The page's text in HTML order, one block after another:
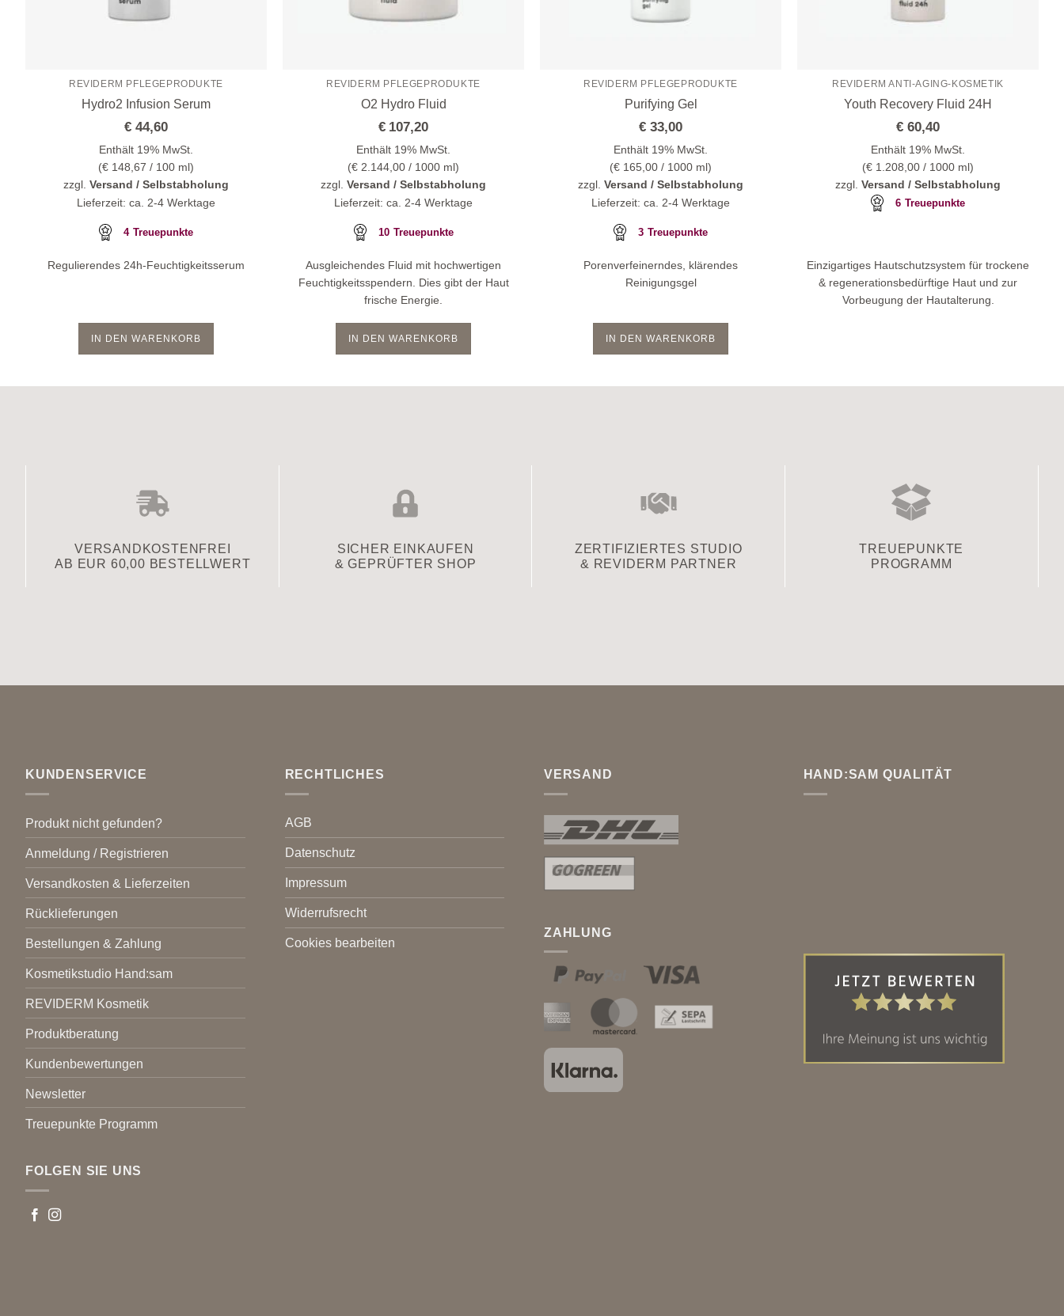
REVIDERM PFLEGEPRODUKTE
Hydro2 Infusion Serum
€ 44,60
Enthält 19% MwSt.
(€ 148,67 / 100 ml)
zzgl. Versand / Selbstabholung
Lieferzeit: ca. 2-4 Werktage
4 Treuepunkte
Regulierendes 24h-Feuchtigkeitsserum
IN DEN WARENKORB
REVIDERM PFLEGEPRODUKTE
O2 Hydro Fluid
€ 107,20
Enthält 19% MwSt.
(€ 2.144,00/ 1000 ml)
zzgl. Versand / Selbstabholung
Lieferzeit: ca. 2-4 Werktage
10 Treuepunkte
Ausgleichendes Fluid mit hochwertigen
Feuchtigkeitsspendern. Dies gibt der Haut
frische Energie.
IN DEN WARENKORB
REVIDERM PFLEGEPRODUKTE
Purifying Gel
€ 33,00
Enthält 19% MwSt.
(€ 165,00/ 1000 ml)
zzgl. Versand / Selbstabholung
Lieferzeit: ca. 2-4 Werktage
3 Treuepunkte
Porenverfeinerndes, klärendes
Reinigungsgel
IN DEN WARENKORB
REVIDERM ANTI-AGING-KOSMETIK
Youth Recovery Fluid 24H
€ 60,40
Enthält 19% MwSt.
(€ 1.208,00/ 1000 ml)
zzgl. Versand / Selbstabholung
6 Treuepunkte
Einzigartiges Hautschutzsystem für trockene
& regenerationsbedürftige Haut und zur
Vorbeugung der Hautalterung.
VERSAND­KOSTENFREI
AB EUR 60,00 BESTELLWERT
SICHER EINKAUFEN
& GEPRÜFTER SHOP
ZERTIFIZIERTES STUDIO
& REVIDERM PARTNER
TREUEPUNKTE
PROGRAMM
KUNDENSERVICE
Produkt nicht gefunden?
Anmeldung / Registrieren
Versandkosten & Lieferzeiten
Rücklieferungen
Bestellungen & Zahlung
Kosmetikstudio Hand:sam
REVIDERM Kosmetik
Produktberatung
Kundenbewertungen
Newsletter
Treuepunkte Programm
FOLGEN SIE UNS
RECHTLICHES
AGB
Datenschutz
Impressum
Widerrufsrecht
Cookies bearbeiten
VERSAND
ZAHLUNG
HAND:SAM QUALITÄT